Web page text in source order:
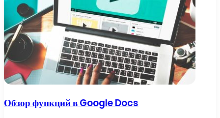
Обзор функций в Google Docs